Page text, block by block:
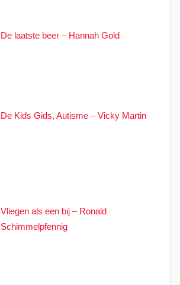
De laatste beer – Hannah Gold
De Kids Gids, Autisme – Vicky Martin
Vliegen als een bij – Ronald
Schimmelpfennig